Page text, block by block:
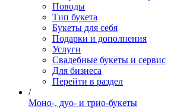
Поводы
Тип букета
Букеты для себя
Подарки и дополнения
Услуги
Свадебные букеты и сервис
Для бизнеса
Перейти в раздел
/
Моно-, дуо- и трио-букеты